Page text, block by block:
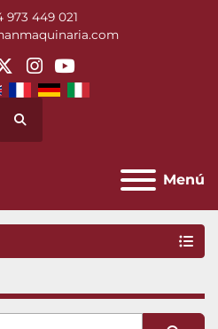
973 449 021
twitterinstagram
youtube
Buscar
Menú